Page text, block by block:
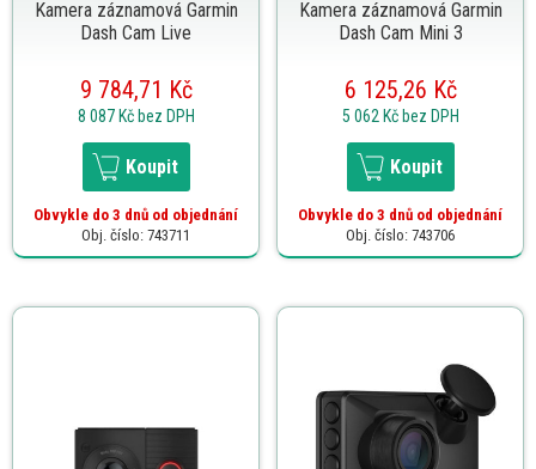
Kamera záznamová Garmin
Dash Cam Live
9 784,71 Kč
8 087 Kč bez DPH
Koupit
Obvykle do 3 dnů od objednání
Obj. číslo: 743711
Kamera záznamová Garmin
Dash Cam Mini 3
6 125,26 Kč
5 062 Kč bez DPH
Koupit
Obvykle do 3 dnů od objednání
Obj. číslo: 743706